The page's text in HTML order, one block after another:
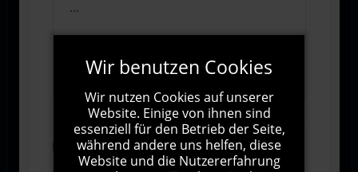
1000Zeichen übrig
Abonnieren
Wir benutzen Cookies
Wir nutzen Cookies auf unserer
Website. Einige von ihnen sind
essenziell für den Betrieb der Seite,
während andere uns helfen, diese
Website und die Nutzererfahrung